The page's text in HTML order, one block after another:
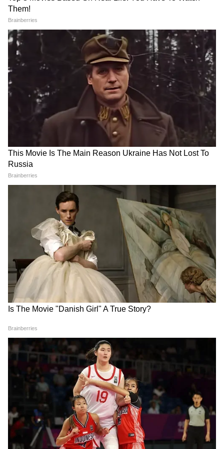
कि मुख्य आरोपी सिया गोयल इस शादी से खुश नहीं थी
और अपने परिवार के दबाव के आगे बेबस थी। अपनी
जिंदगी के इस पड़ाव पर शादी से बचने के लिए उसने
अपने कथित प्रेमी चेतन चौधरी के साथ मिलकर एक ऐसा
प्लान बनाया जिसे सुनकर पुलिस अधिकारियों के भी रोंगटे
खड़े हो गए।
खुले मैदान में मर्डर का 'डेमो': साजिश की वो इनसाइड स्टोरी
जिसने पुलिस को भी चौंकाया
इस मामले में सबसे चौंकाने वाला और सस्पेंस से भरा मोड़
तब आया जब पुलिस दोनों आरोपियों को रिमांड पर लेकर
जांच को आगे बढ़ा रही थी। गुरुवार को पुणे ग्रामीण पुलिस
आरोपी सिया गोयल को पुणे के लुल्ला नगर इलाके में
स्थित एक सुनसान और खुले मैदान में लेकर गई। वहां जो
खुलासा हुआ, उसने इस मर्डर मिस्ट्री को और भी ज्यादा
संगीन बना दिया। पता चला कि लोहगढ़ किले की पहाड़ियों
से केतन को नीचे धकेलने से पहले, सिया और उसके प्रेमी
चेतन चौधरी ने इसी लुल्ला नगर के मैदान में हत्या की पूरी
योजना का बाकायदा रिहर्सल (क्राइम री-एनेक्टमेंट) किया
था। उन्होंने बकायदा प्लान किया था कि केतन को किस
तरह बातों में फंसाकर खाई के किनारे ले जाना है और कैसे
बिना किसी सबूत के उसे नीचे धकेलना है।
अब दो मौतों ने और गहरा कर दिया मामला
केतन अग्रवाल की मौत पहले से ही कई सवालों के घेरे में
थी। अब उनके दादा के निधन ने इस पूरे मामले को और
अधिक भावनात्मक और गंभीर बना दिया है। परिवार इसे
केवल एक हादसा नहीं, बल्कि लगातार मिल रहे मानसिक
आघात का परिणाम मान रहा है। उधर, पुलिस सिया गोयल
और चेतन चौधरी के खिलाफ सबूत जुटाने में लगी है। आने